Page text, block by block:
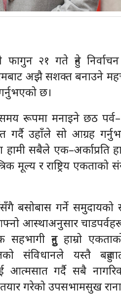
फागुन २१ गते हुने
अझै सशक्त बनाउने
छ।
रूपमा मनाइने छठ
गर्दै उहाँले सो आग्रह
सबैले एक–अर्काप्रति
मूल्य र राष्ट्रिय एकताको
बसोबास गर्ने
आस्थाअनुसार
सहभागी हुनु हाम्रो
संविधानले यस्तै
आत्मसात गर्दै सबै
गरेको उपसभामसुख